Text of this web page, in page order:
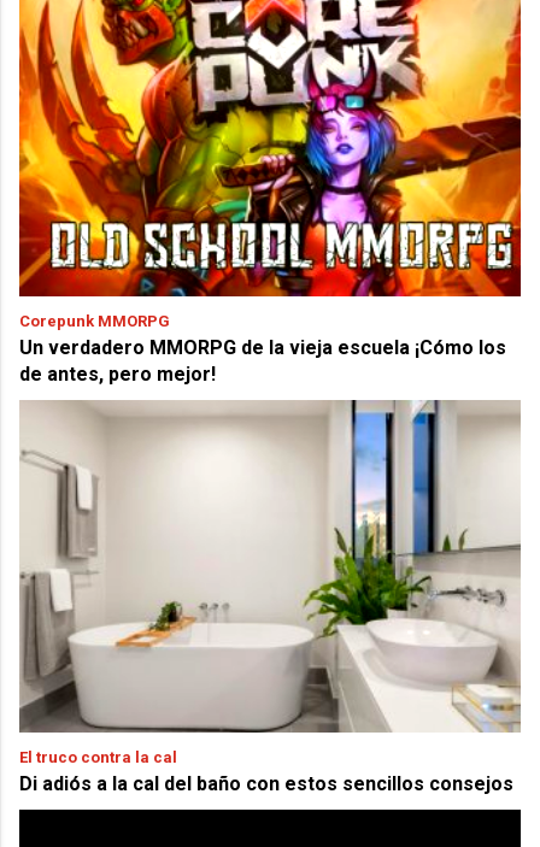
Corepunk MMORPG
Un verdadero MMORPG de la vieja escuela ¡Cómo los
de antes, pero mejor!
El truco contra la cal
Di adiós a la cal del baño con estos sencillos consejos